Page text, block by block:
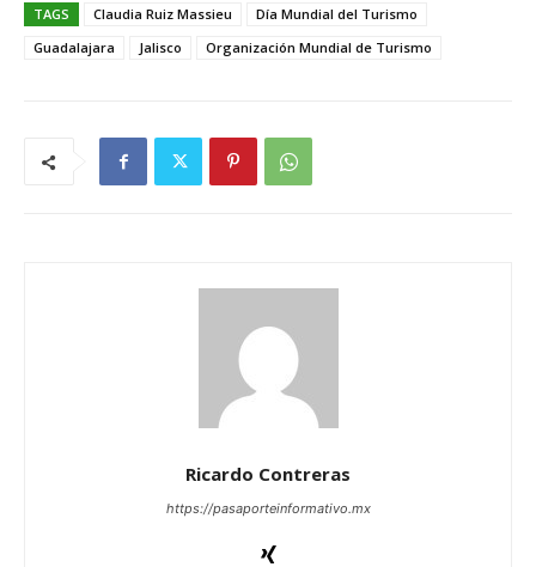
TAGS Claudia Ruiz Massieu
Día Mundial del Turismo
Guadalajara
Jalisco Organización Mundial de Turismo
Ricardo Contreras
https://pasaporteinformativo.mx